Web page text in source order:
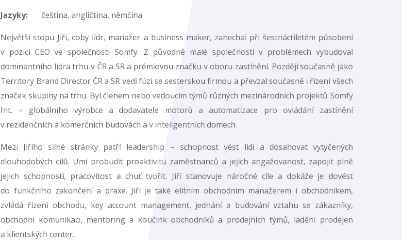
Jazyky: čeština, angličtina, němčina
Největší stopu Jiří, coby lídr, manažer a business maker, zanechal při šestnáctiletém působení
v pozici CEO ve společnosti Somfy. Z původně malé společnosti v problémech vybudoval
dominantního lídra trhu v ČR a SR a prémiovou značku v oboru zastínění. Později současně jako
Territory Brand Director ČR a SR vedl fúzi se sesterskou firmou a převzal současně i řízení všech
značek skupiny na trhu. Byl členem nebo vedoucím týmů různých mezinárodních projektů Somfy
Int. – globálního výrobce a dodavatele motorů a automatizace pro ovládání zastínění
v rezidenčních a komerčních budovách a v inteligentních domech.
Mezi Jiřího silné stránky patří leadership – schopnost vést lidi a dosahovat vytyčených
dlouhodobých cílů. Umí probudit proaktivitu zaměstnanců a jejich angažovanost, zapojit plně
jejich schopnosti, pracovitost a chuť tvořit. Jiří stanovuje náročné cíle a dokáže je dovést
do funkčního zakončení a praxe. Jiří je také elitním obchodním manažerem i obchodníkem,
zvládá řízení obchodu, key account management, jednání a budování vztahu se zákazníky,
obchodní komunikaci, mentoring a koučink obchodníků a prodejních týmů, ladění prodejen
a klientských center.